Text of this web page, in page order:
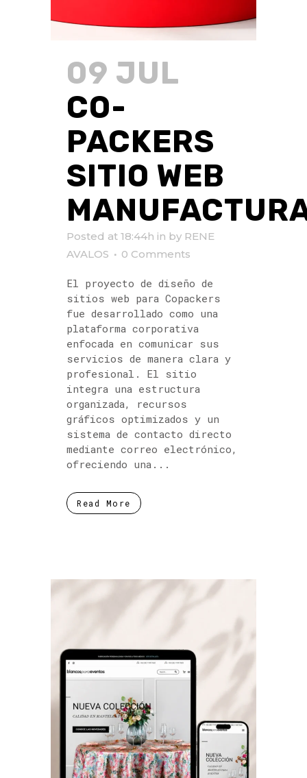
09 JUL
CO-
PACKERS
SITIO WEB
Posted at 18:44h in by RENE
AVALOS
0 Comments
El proyecto de diseño de
sitios web para Copackers
fue desarrollado como una
plataforma corporativa
enfocada en comunicar sus
servicios de manera clara y
profesional. El sitio
integra una estructura
organizada, recursos
gráficos optimizados y un
sistema de contacto directo
mediante correo electrónico,
ofreciendo una...
Read More